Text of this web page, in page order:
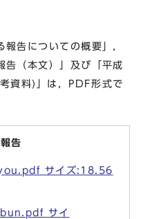
告についての概要」，
告（本文）」及び「平成
資料)」は，PDF形式で
告
サイズ:18.56
サイ